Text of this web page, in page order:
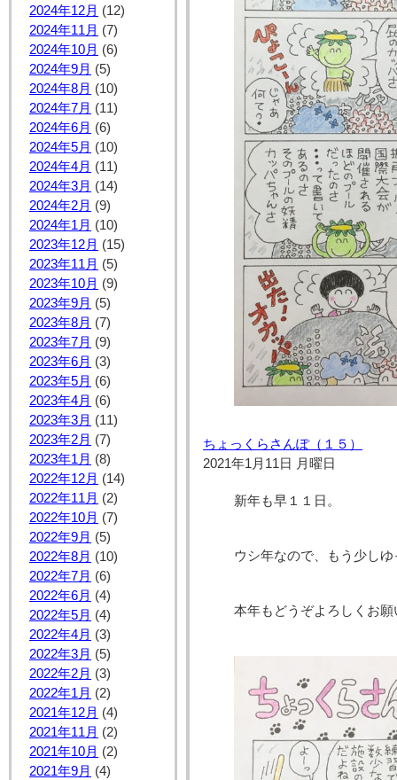
2024年12月 (12)
2024年11月 (7)
2024年10月 (6)
2024年9月 (5)
2024年8月 (10)
2024年7月 (11)
2024年6月 (6)
2024年5月 (10)
2024年4月 (11)
2024年3月 (14)
2024年2月 (9)
2024年1月 (10)
2023年12月 (15)
2023年11月 (5)
2023年10月 (9)
2023年9月 (5)
2023年8月 (7)
2023年7月 (9)
2023年6月 (3)
2023年5月 (6)
2023年4月 (6)
2023年3月 (11)
2023年2月 (7)
2023年1月 (8)
2022年12月 (14)
2022年11月 (2)
2022年10月 (7)
2022年9月 (5)
2022年8月 (10)
2022年7月 (6)
2022年6月 (4)
2022年5月 (4)
2022年4月 (3)
2022年3月 (5)
2022年2月 (3)
2022年1月 (2)
2021年12月 (4)
2021年11月 (2)
2021年10月 (2)
2021年9月 (4)
ちょっくらさんぽ（１５）
2021年1月11日 月曜日
新年も早１１日。
ウシ年なので、もう少し
本年もどうぞよろしくお